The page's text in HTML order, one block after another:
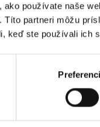
ako používate naše
Títo partneri môžu
keď ste používali ich